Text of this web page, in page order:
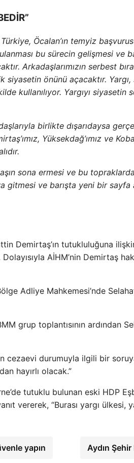
Öcalan’ın temyiz
bu sürecin gelişmesi ve
Arkadaşlarımızın serbest
siyasetin önünü açacaktır.
kullanılıyor. Yargıyı siyasetin
birlikte dışarıdaysa
Yüksekdağ’ımız ve
sona ermesi ve bu
gitmesi ve barışta yeni bir
Demirtaş’ın tutukluluğuna
AİHM’nin Demirtaş
Adliye Mahkemesi’nde
grup toplantısının ardından
cezaevi durumuyla ilgili bir
hayırlı olacak.”
tutuklu bulunan eski HDP
vererek, “Burası yargı ülkesi,
yapın Aydın